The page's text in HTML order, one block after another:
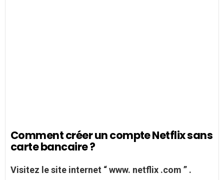
Comment créer un compte Netflix sans
carte bancaire ?
Visitez le site internet “ www. netflix .com ” .